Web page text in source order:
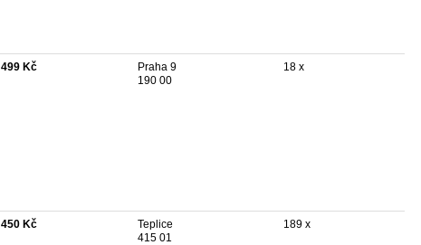
499 Kč
Praha 9
190 00
18 x
450 Kč
Teplice
415 01
189 x